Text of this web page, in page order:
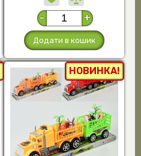
- +
Додати в кошик
НОВИНКА!